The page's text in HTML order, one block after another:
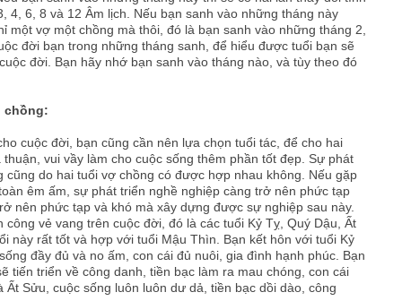
4, 6, 8 và 12 Âm lịch. Nếu bạn sanh vào những tháng này
một vợ một chồng mà thôi, đó là bạn sanh vào những tháng 2,
đời bạn trong những tháng sanh, để hiểu được tuổi bạn sẽ
đời. Bạn hãy nhớ bạn sanh vào tháng nào, và tùy theo đó
chồng:
cuộc đời, bạn cũng cần nên lựa chọn tuổi tác, để cho hai
vui vầy làm cho cuộc sống thêm phần tốt đẹp. Sự phát
do hai tuổi vợ chồng có được hợp nhau không. Nếu gặp
êm ấm, sự phát triển nghề nghiệp càng trở nên phức tạp
nên phức tạp và khó mà xây dựng được sự nghiệp sau này.
vẻ vang trên cuộc đời, đó là các tuổi Kỷ Tỵ, Quý Dậu, Ất
này rất tốt và hợp với tuổi Mậu Thìn. Bạn kết hôn với tuổi Kỷ
đầy đủ và no ấm, con cái đủ nuôi, gia đình hạnh phúc. Bạn
tiến triển về công danh, tiền bạc làm ra mau chóng, con cái
Sửu, cuộc sống luôn luôn dư dả, tiền bạc dồi dào, công